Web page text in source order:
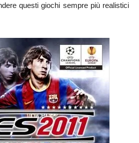
questi giochi sempre più realistici